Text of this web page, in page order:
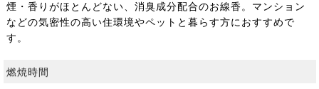
煙・香りがほとんどない、消臭成分配合のお線香。マンション
などの気密性の高い住環境やペットと暮らす方におすすめで
す。
燃焼時間